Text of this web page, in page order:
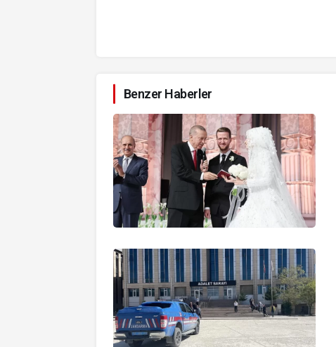
Benzer Haberler